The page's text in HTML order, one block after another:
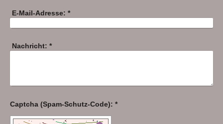
E-Mail-Adresse: *
Nachricht: *
Captcha (Spam-Schutz-Code): *